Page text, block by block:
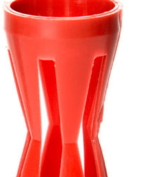
ОСТАВИТЬ ЗАЯВКУ